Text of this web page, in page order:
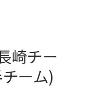
崎チー
ーム)